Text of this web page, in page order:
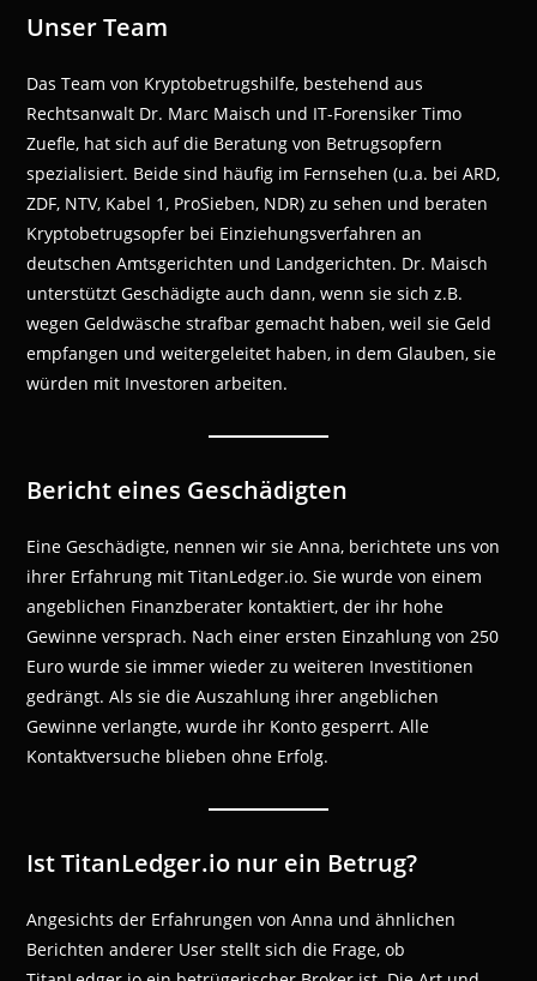
Unser Team
Das Team von Kryptobetrugshilfe, bestehend aus
Rechtsanwalt Dr. Marc Maisch und IT-Forensiker Timo
Zuefle, hat sich auf die Beratung von Betrugsopfern
spezialisiert. Beide sind häufig im Fernsehen (u.a. bei ARD,
ZDF, NTV, Kabel 1, ProSieben, NDR) zu sehen und beraten
Kryptobetrugsopfer bei Einziehungsverfahren an
deutschen Amtsgerichten und Landgerichten. Dr. Maisch
unterstützt Geschädigte auch dann, wenn sie sich z.B.
wegen Geldwäsche strafbar gemacht haben, weil sie Geld
empfangen und weitergeleitet haben, in dem Glauben, sie
würden mit Investoren arbeiten.
Bericht eines Geschädigten
Eine Geschädigte, nennen wir sie Anna, berichtete uns von
ihrer Erfahrung mit TitanLedger.io. Sie wurde von einem
angeblichen Finanzberater kontaktiert, der ihr hohe
Gewinne versprach. Nach einer ersten Einzahlung von 250
Euro wurde sie immer wieder zu weiteren Investitionen
gedrängt. Als sie die Auszahlung ihrer angeblichen
Gewinne verlangte, wurde ihr Konto gesperrt. Alle
Kontaktversuche blieben ohne Erfolg.
Ist TitanLedger.io nur ein Betrug?
Angesichts der Erfahrungen von Anna und ähnlichen
Berichten anderer User stellt sich die Frage, ob